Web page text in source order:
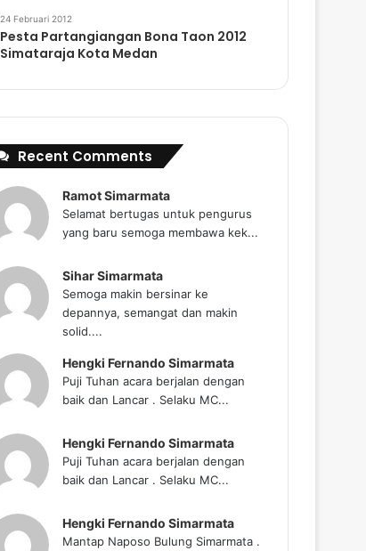
24 Februari 2012
Pesta Partangiangan Bona Taon 2012
Simataraja Kota Medan
Recent Comments
Ramot Simarmata
Selamat bertugas untuk pengurus
yang baru semoga membawa kek...
Sihar Simarmata
Semoga makin bersinar ke
depannya, semangat dan makin
solid....
Hengki Fernando Simarmata
Puji Tuhan acara berjalan dengan
baik dan Lancar . Selaku MC...
Hengki Fernando Simarmata
Puji Tuhan acara berjalan dengan
baik dan Lancar . Selaku MC...
Hengki Fernando Simarmata
Mantap Naposo Bulung Simarmata .